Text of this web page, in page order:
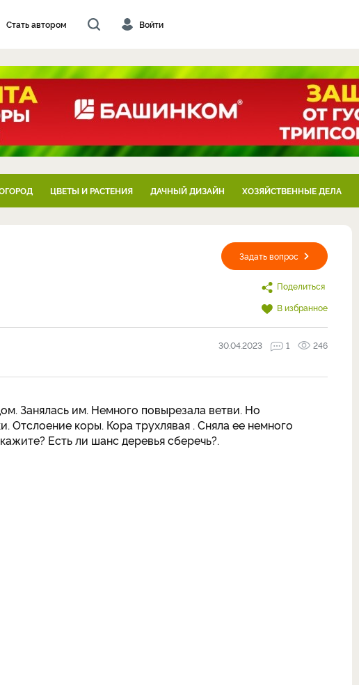
Стать автором Войти
ЦВЕТЫ И РАСТЕНИЯ ДАЧНЫЙ ДИЗАЙН ХОЗЯЙСТВЕННЫЕ ДЕЛА
Задать вопрос
Поделиться
В избранное
30.04.2023 1 246
Занялась им. Немного повырезала ветви. Но
Отслоение коры. Кора трухлявая . Сняла ее немного
Есть ли шанс деревья сберечь?.